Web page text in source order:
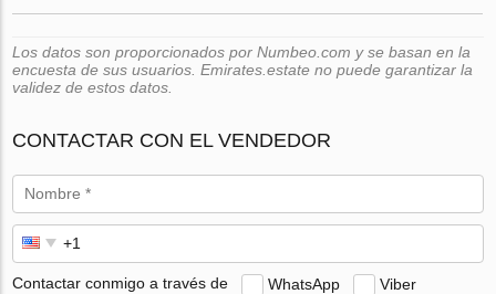
Los datos son proporcionados por Numbeo.com y se basan en la
encuesta de sus usuarios. Emirates.estate no puede garantizar la
validez de estos datos.
CONTACTAR CON EL VENDEDOR
Contactar conmigo a través de WhatsApp
Viber